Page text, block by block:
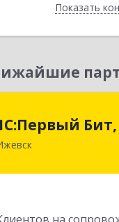
ПоказатьНазад
1С:Первый
426008,